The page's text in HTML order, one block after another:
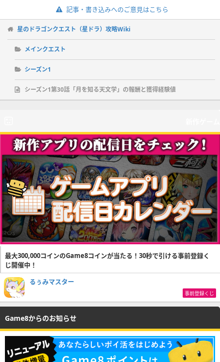
記事・書き込みへのご意見はこちら
星のドラゴンクエスト（星ドラ）攻略Wiki
メインクエスト
シーズン1
シーズン1第30話「月を知る天文学」の報酬と獲得経験値
最大300,000コインのGame8コインが当たる！30秒で引ける事前登録く
じ開催中！
るぅみマスター
事前登録くじ
Game8からのお知らせ